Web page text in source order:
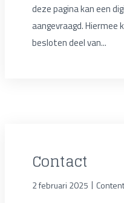
deze pagina kan een
aangevraagd.
besloten deel van...
Contact
2 februari 2025 | Content